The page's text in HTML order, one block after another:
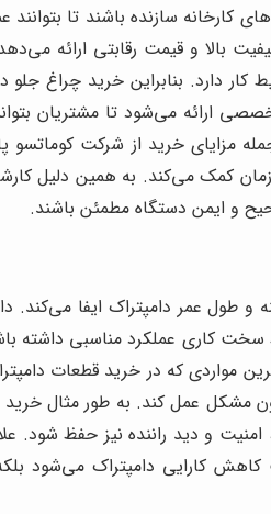
سازنده باشند تا بتوانند
بالا و قیمت رقابتی ارائه
بنابراین خرید چراغ جلو
ارائه می‌شود تا مشتریان
مزایای خرید از شرکت
کمک می‌کند. به همین دلیل
و ایمن دستگاه مطمئن باشند.
طول عمر دامپتراک ایفا می‌کند.
سخت کاری عملکرد مناسبی داشته
که در خرید قطعات
عمل کند. به طور مثال خرید
و دید راننده نیز حفظ شود.
کاهش کارایی دامپتراک می‌شود